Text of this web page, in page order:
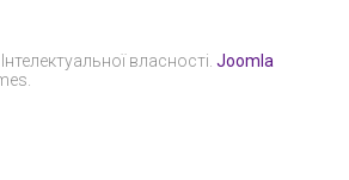
власності. Joomla